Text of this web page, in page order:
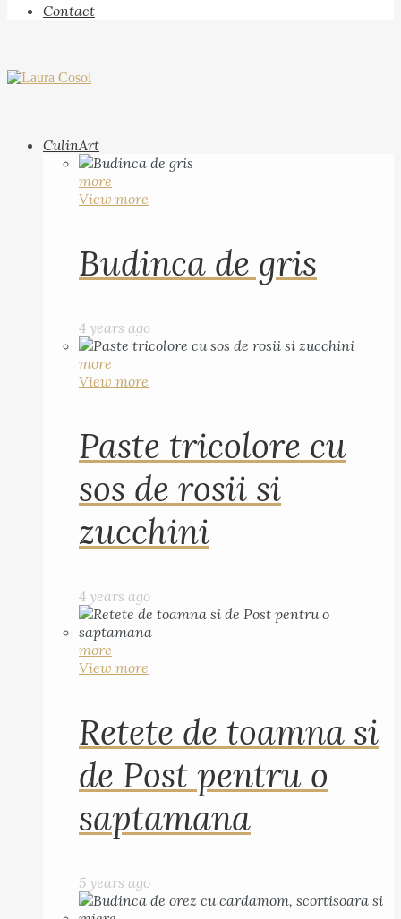
Contact
CulinArt
more
View more
Budinca de gris
4 years ago
more
View more
Paste tricolore cu
sos de rosii si
zucchini
4 years ago
more
View more
Retete de toamna si
de Post pentru o
saptamana
5 years ago